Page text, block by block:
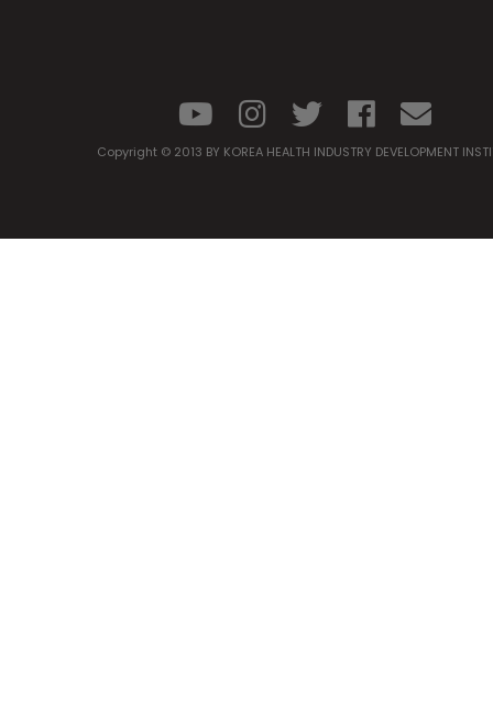
Copyright © 2013 BY KOREA HEALTH INDUSTRY DEVELOPMENT